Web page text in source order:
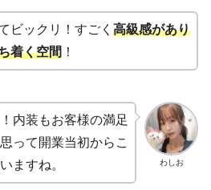
ビックリ！すごく 高級感があり
着く空間！
わしお
内装もお客様の満足
って開業当初からこ
ますね。